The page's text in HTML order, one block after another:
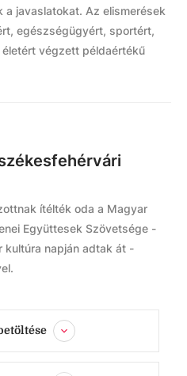
a javaslatokat. Az elismerések
egészségügyért, sportért,
végzett példaértékű
ítélték oda a Magyar
Együttesek Szövetsége -
kultúra napján adtak át -